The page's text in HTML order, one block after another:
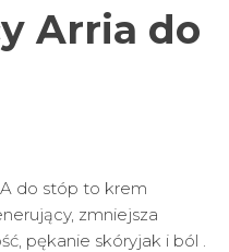
Arria do
do stóp to krem
zmniejsza
pękanie skóryjak i ból .